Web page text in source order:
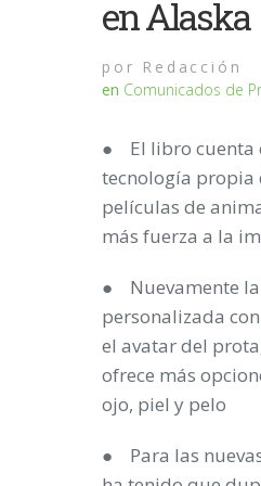
en Alaska
por Redacción
en Comunicados de
● El libro cuenta
tecnología propia
películas de
más fuerza a la
● Nuevamente
personalizada
el avatar del
ofrece más
ojo, piel y pelo
● Para las